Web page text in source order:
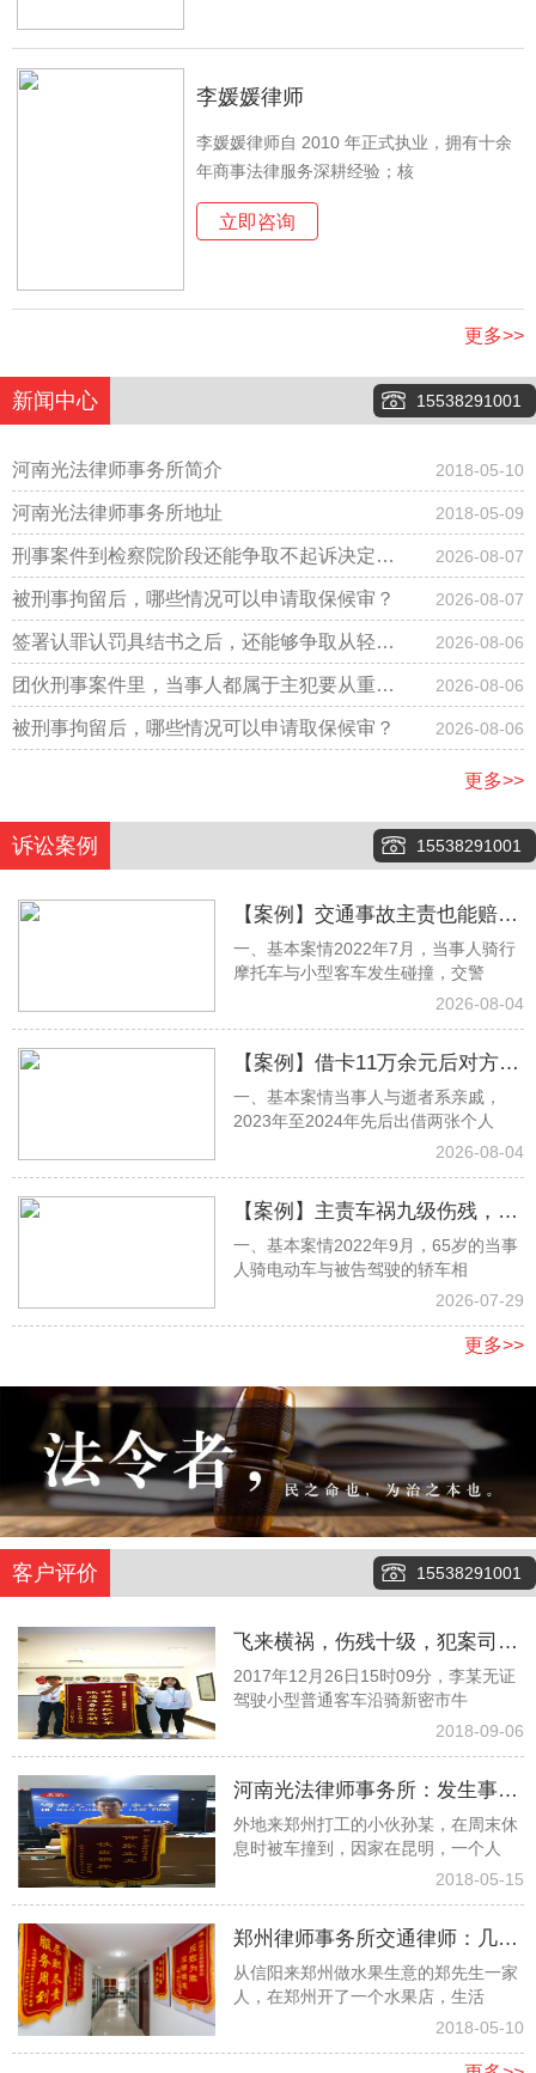
李媛媛律师
李媛媛律师自 2010 年正式执业，拥有十余
年商事法律服务深耕经验；核
立即咨询
更多>>
新闻中心 15538291001
河南光法律师事务所简介 2018-05-10
河南光法律师事务所地址 2018-05-09
刑事案件到检察院阶段还能争取不起诉决定
吗？
2026-08-07
被刑事拘留后，哪些情况可以申请取保候审？ 2026-08-07
签署认罪认罚具结书之后，还能够争取从轻改
判吗？
2026-08-06
团伙刑事案件里，当事人都属于主犯要从重判
刑吗？
2026-08-06
被刑事拘留后，哪些情况可以申请取保候审？ 2026-08-06
更多>>
诉讼案例 15538291001
【案例】交通事故主责也能赔！
梁林静律师调解拿下12万余元赔
一、基本案情2022年7月，当事人骑行
摩托车与小型客车发生碰撞，交警
2026-08-04
【案例】借卡11万余元后对方离
世遭家属拒还，杨思淼律师取证
一、基本案情当事人与逝者系亲戚，
2023年至2024年先后出借两张个人
2026-08-04
【案例】主责车祸九级伤残，张
明月律师当庭抗辩，足额获赔17
一、基本案情2022年9月，65岁的当事
人骑电动车与被告驾驶的轿车相
2026-07-29
更多>>
客户评价 15538291001
飞来横祸，伤残十级，犯案司机
又险逃逸，看看律师团队如何齐
心协力争取１６万元赔偿款
2017年12月26日15时09分，李某无证
驾驶小型普通客车沿骑新密市牛
2018-09-06
河南光法律师事务所：发生事故
孤苦无依委托白爱敏律师终获赔
外地来郑州打工的小伙孙某，在周末休
息时被车撞到，因家在昆明，一个人
2018-05-15
郑州律师事务所交通律师：几经
波折幸遇光法律师终获高额赔偿
从信阳来郑州做水果生意的郑先生一家
人，在郑州开了一个水果店，生活
2018-05-10